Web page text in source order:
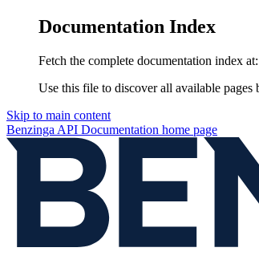
Documentation Index
Fetch the complete documentation index at:
Use this file to discover all available pages
Skip to main content
Benzinga API Documentation home page